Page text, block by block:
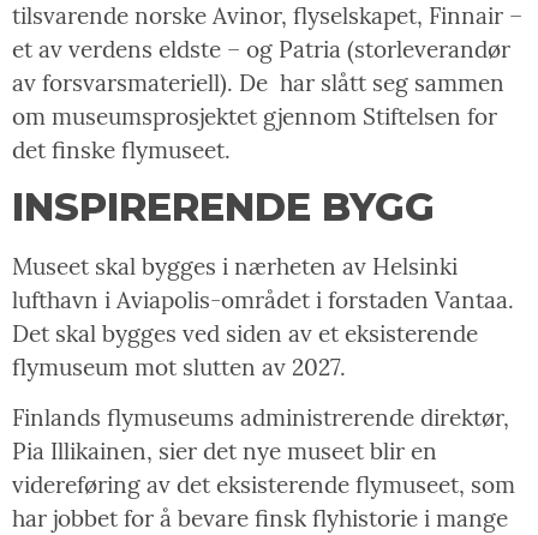
tilsvarende norske Avinor, flyselskapet, Finnair –
et av verdens eldste – og Patria (storleverandør
av forsvarsmateriell). De har slått seg sammen
om museumsprosjektet gjennom Stiftelsen for
det finske flymuseet.
INSPIRERENDE BYGG
Museet skal bygges i nærheten av Helsinki
lufthavn i Aviapolis-området i forstaden Vantaa.
Det skal bygges ved siden av et eksisterende
flymuseum mot slutten av 2027.
Finlands flymuseums administrerende direktør,
Pia Illikainen, sier det nye museet blir en
videreføring av det eksisterende flymuseet, som
har jobbet for å bevare finsk flyhistorie i mange